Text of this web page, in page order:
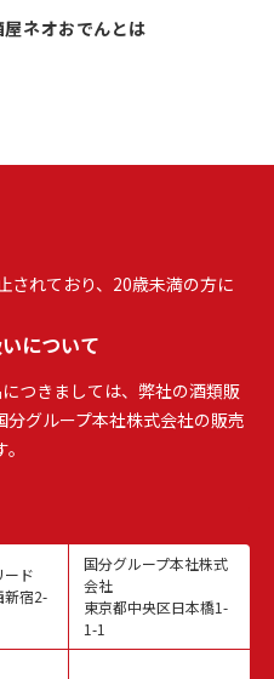
ネオおでんとは
されており、20歳未満の方に
について
つきましては、弊社の酒類販
グループ本社株式会社の販売
ード
新宿2-
国分グループ本社株式
会社
東京都中央区日本橋1-
1-1